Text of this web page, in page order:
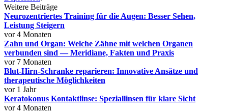
Weitere Beiträge
Neurozentriertes Training für die Augen: Besser Sehen,
Leistung Steigern
vor 4 Monaten
Zahn und Organ: Welche Zähne mit welchen Organen
verbunden sind — Meridiane, Fakten und Praxis
vor 7 Monaten
Blut-Hirn-Schranke reparieren: Innovative Ansätze und
therapeutische Möglichkeiten
vor 1 Jahr
Keratokonus Kontaktlinse: Speziallinsen für klare Sicht
vor 4 Monaten